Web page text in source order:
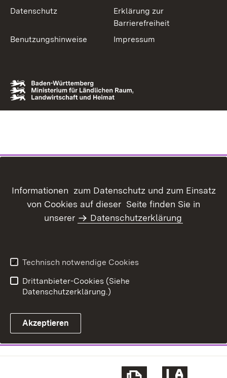
Datenschutz
Erklärung zur
Barrierefreiheit
Benutzungshinweise
Impressum
Informationen zum Datenschutz und zum Einsatz
von Cookies auf dieser Seite finden Sie in
unserer
Datenschutzerklärung
Technisch notwendige Cookies
Drittanbieter-Cookies (Siehe
Datenschutzerklärung.)
Akzeptieren